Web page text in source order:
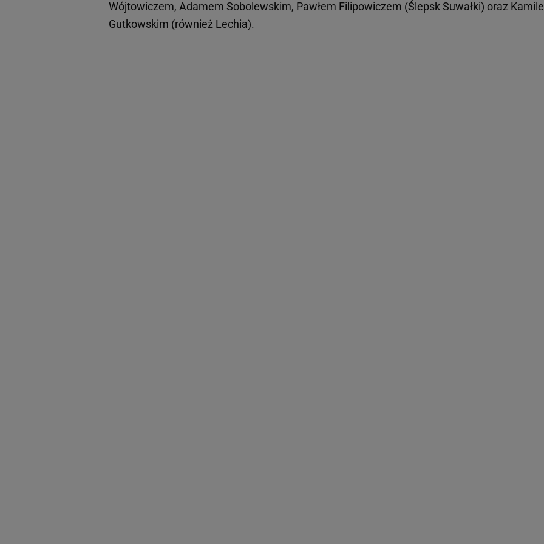
Wójtowiczem, Adamem Sobolewskim, Pawłem Filipowiczem (Ślepsk Suwałki) oraz
Gutkowskim (również Lechia).